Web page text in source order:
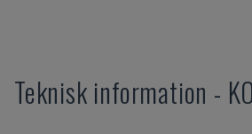
Teknisk information -